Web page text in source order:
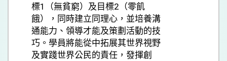
標1（無貧窮）及目標2（零飢
餓），同時建立同理心，並培養溝
通能力、領導才能及策劃活動的技
巧。學員將能從中拓展其世界視野
及實踐世界公民的責任，發揮創